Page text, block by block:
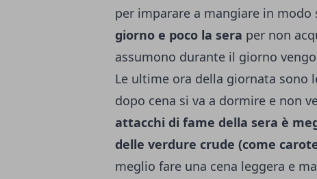
per imparare a mangiare in modo
giorno e poco la sera per non
assumono durante il giorno
Le ultime ora della giornata sono
dopo cena si va a dormire e non
attacchi di fame della sera è
delle verdure crude (come
meglio fare una cena leggera e